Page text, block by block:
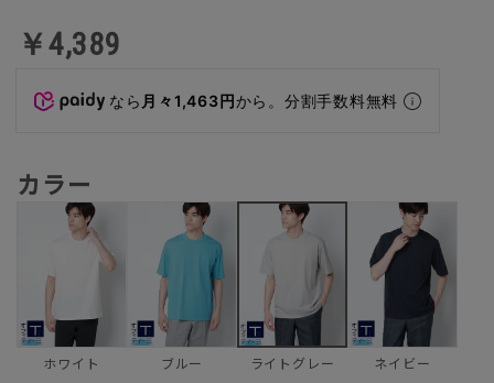
￥4,389
なら 月々1,463円から。分割手数料無料
カラー
ホワイト ブルー ライトグレー ネイビー